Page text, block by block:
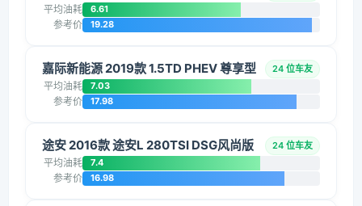
平均油耗 6.61
参考价 19.28
嘉际新能源 2019款 1.5TD PHEV 尊享型 24 位车友
平均油耗 7.03
参考价 17.98
途安 2016款 途安L 280TSI DSG风尚版 24 位车友
平均油耗 7.4
参考价 16.98